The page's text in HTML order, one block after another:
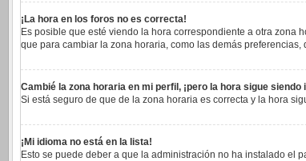
¡La hora en los foros no es correcta!
Es posible que esté viendo la hora correspondiente a otra zona
que para cambiar la zona horaria, como las demás
Cambié la zona horaria en mi perfil, ¡pero la hora sigue siendo
Si está seguro de que de la zona horaria es correcta y la hora
¡Mi idioma no está en la lista!
Esto se puede deber a que la administración no ha instalado el